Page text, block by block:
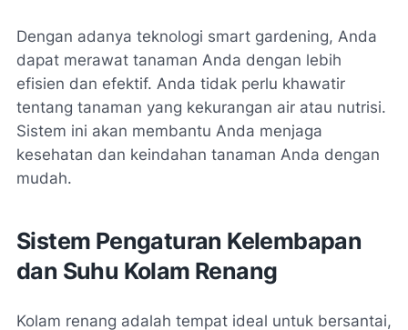
Dengan adanya teknologi smart gardening, Anda
dapat merawat tanaman Anda dengan lebih
efisien dan efektif. Anda tidak perlu khawatir
tentang tanaman yang kekurangan air atau nutrisi.
Sistem ini akan membantu Anda menjaga
kesehatan dan keindahan tanaman Anda dengan
mudah.
Sistem Pengaturan Kelembapan
dan Suhu Kolam Renang
Kolam renang adalah tempat ideal untuk bersantai,